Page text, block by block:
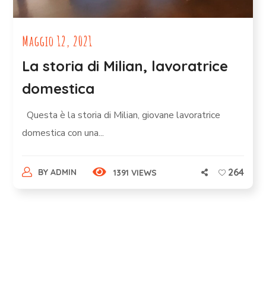
Maggio 12, 2021
La storia di Milian, lavoratrice
domestica
Questa è la storia di Milian, giovane lavoratrice
domestica con una...
BY ADMIN 1391 VIEWS 264